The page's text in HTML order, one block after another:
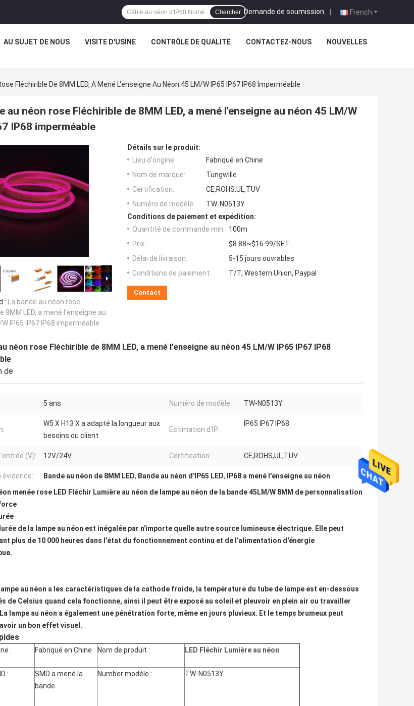
French
Demande de soumission |
Chercher
AU SUJET DE NOUS VISITE D'USINE CONTRÔLE DE QUALITÉ CONTACTEZ-NOUS NOUVELLES
Fléchirible De 8MM LED, A Mené L'enseigne Au Néon 45 LM/W IP65 IP67 IP68 Imperméable
au néon rose Fléchirible de 8MM LED, a mené l'enseigne au néon 45 LM/W
IP68 imperméable
: La bande au néon rose
8MM LED, a mené l'enseigne au
IP65 IP67 IP68 imperméable
Détails sur le produit:
Lieu d'origine:
Fabriqué en Chine
Nom de marque:
Tungwille
Certification:
CE,ROHS,UL,TUV
Numéro de modèle:
TW-N0513Y
Conditions de paiement et expédition:
Quantité de commande min:
100m
Prix:
$8.88~$16.99/SET
Délai de livraison:
5-15 jours ouvrables
Conditions de paiement:
T/T, Western Union, Paypal
Contact
néon rose Fléchirible de 8MM LED, a mené l'enseigne au néon 45 LM/W IP65 IP67 IP68
de
5 ans Numéro de modèle: TW-N0513Y
W5 X H13 X a adapté la longueur aux
besoins du client
Estimation d'IP:
IP65 IP67 IP68
(V): 12V/24V Certification: CE,ROHS,UL,TUV
évidence: Bande au néon de 8MM LED, Bande au néon d'IP65 LED,
IP68 a mené l'enseigne au néon
menée rose LED Fléchir Lumière au néon de lampe au néon de la bande 45LM/W 8MM de personnalisation
de la lampe au néon est inégalée par n'importe quelle autre source lumineuse électrique. Elle peut
plus de 10 000 heures dans l'état du fonctionnement continu et de l'alimentation d'énergie
au néon a les caractéristiques de la cathode froide, la température du tube de lampe est en-dessous
de Celsius quand cela fonctionne, ainsi il peut être exposé au soleil et pleuvoir en plein air ou travailler
lampe au néon a également une pénétration forte, même en jours pluvieux. Et le temps brumeux peut
un bon effet visuel.
: Fabriqué en Chine Nom de produit : LED Fléchir Lumière au néon
:
SMD a mené la
bande
Number modèle : TW-N0513Y